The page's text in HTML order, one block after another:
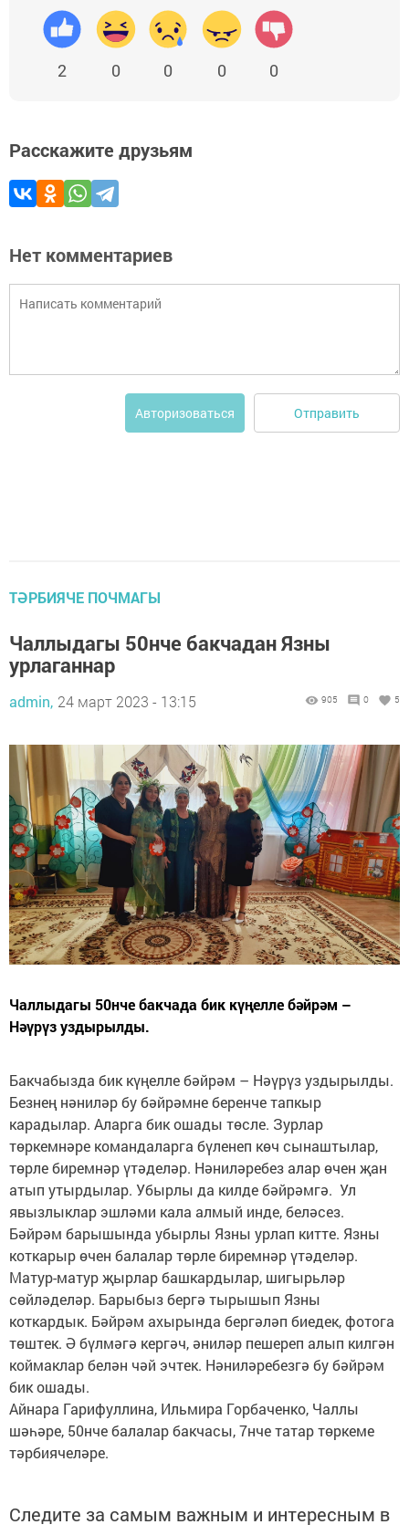
2 0 0 0 0
Расскажите друзьям
Нет комментариев
Авторизоваться Отправить
ТӘРБИЯЧЕ ПОЧМАГЫ
Чаллыдагы 50нче бакчадан Язны
урлаганнар
admin, 24 март 2023 - 13:15 905 0 5
Чаллыдагы 50нче бакчада бик күңелле бәйрәм –
Нәүрүз уздырылды.
Бакчабызда бик күңелле бәйрәм – Нәүрүз уздырылды.
Безнең нәниләр бу бәйрәмне беренче тапкыр
карадылар. Аларга бик ошады төсле. Зурлар
төркемнәре командаларга бүленеп көч сынаштылар,
төрле биремнәр үтәделәр. Нәниләребез алар өчен җан
атып утырдылар. Убырлы да килде бәйрәмгә. Ул
явызлыклар эшләми кала алмый инде, беләсез.
Бәйрәм барышында убырлы Язны урлап китте. Язны
коткарыр өчен балалар төрле биремнәр үтәделәр.
Матур-матур җырлар башкардылар, шигырьләр
сөйләделәр. Барыбыз бергә тырышып Язны
коткардык. Бәйрәм ахырында бергәләп биедек, фотога
төштек. Ә бүлмәгә кергәч, әниләр пешереп алып килгән
коймаклар белән чәй эчтек. Нәниләребезгә бу бәйрәм
бик ошады.
Айнара Гарифуллина, Ильмира Горбаченко, Чаллы
шәһәре, 50нче балалар бакчасы, 7нче татар төркеме
тәрбиячеләре.
Следите за самым важным и интересным в